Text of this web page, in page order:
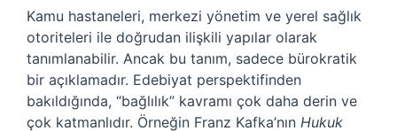
Kamu hastaneleri, merkezi yönetim ve yerel sağlık
otoriteleri ile doğrudan ilişkili yapılar olarak
tanımlanabilir. Ancak bu tanım, sadece bürokratik
bir açıklamadır. Edebiyat perspektifinden
bakıldığında, “bağlılık” kavramı çok daha derin ve
çok katmanlıdır. Örneğin Franz Kafka’nın Hukuk